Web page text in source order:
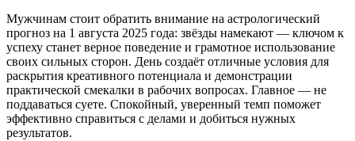
Мужчинам стоит обратить внимание на астрологический
прогноз на 1 августа 2025 года: звёзды намекают — ключом к
успеху станет верное поведение и грамотное использование
своих сильных сторон. День создаёт отличные условия для
раскрытия креативного потенциала и демонстрации
практической смекалки в рабочих вопросах. Главное — не
поддаваться суете. Спокойный, уверенный темп поможет
эффективно справиться с делами и добиться нужных
результатов.